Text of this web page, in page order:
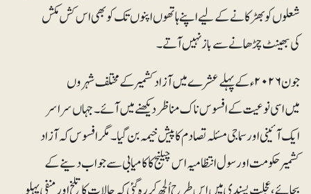
شعلوں کو بھڑکانے کے لیے اپنے ہاتھوں اپنوں تک کو بھی اس کش مکش
کی بھینٹ چڑھانے سے باز نہیں آتے۔
جون ۲۰۲۶ء کے پہلے عشرے میں آزاد کشمیر کے مختلف شہروں
میں اسی نوعیت کے افسوس ناک مناظر دیکھنے میں آئے۔ جہاں سراسر
ایک آئینی اور سماجی مسئلہ تصادم کا پیش خیمہ بن گیا۔ مگر افسوس کہ آزاد
کشمیر حکومت اور سول انتظامیہ اس چیلنج کا کامیابی سے جواب دینے کے